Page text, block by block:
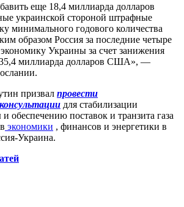
еще 18,4 миллиарда долларов
украинской стороной штрафные
минимального годового количества
образом Россия за последние четыре
Украины за счет занижения
35,4 миллиарда долларов США», —
призвал провести
для стабилизации
обеспечению поставок и транзита газа
экономики , финансов и энергетики в
Украина.